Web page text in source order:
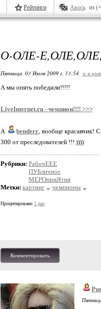
Рейтинги Авось из
О-ОЛЕ-
Пятница, 03 Июля 2009 г. 13:54 + в
А мы опять победили!!!!!
LiveInternet.ru - чемпион!!!! >>>
А benderr, вообще красавчик!
300 от преследователей !!! ))))
Рубрики: РабочЕЕЕ
ПУБличное
МЕРОприЯтия
Метки: картинг чемпионы
Процитировано 1 раз
Комментировать